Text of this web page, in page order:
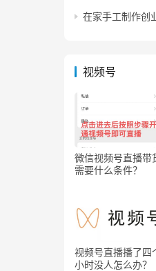
在家手工制作创
视频号
微信视频号直播带
需要什么条件？
视频号直播播了四
小时没人怎么办？